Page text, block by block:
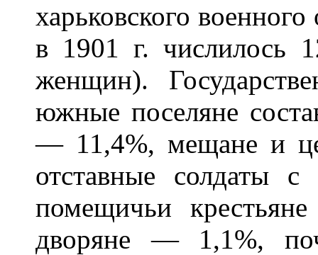
харьковского
в 1901 г. числилось
женщин).
южные поселяне
— 11,4%, мещане и
отставные солдаты
помещичьи
дворяне — 1,1%,